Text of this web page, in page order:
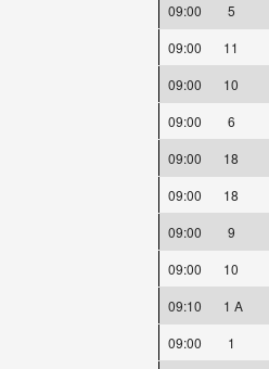
09:00
5
09:00
11
09:00
10
09:00
6
09:00
18
09:00
18
09:00
9
09:00
10
09:10
1 A
09:00
1